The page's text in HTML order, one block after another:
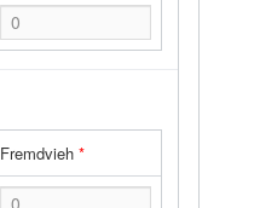
Fremdvieh*